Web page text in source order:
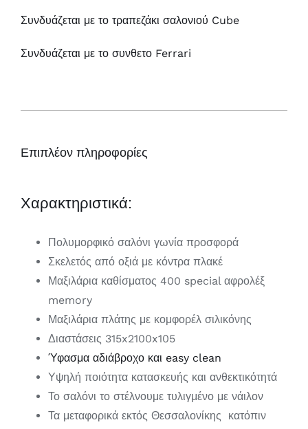
Επιπλέον πληροφορίες
Χαρακτηριστικά:
Πολυμορφικό σαλόνι γωνία προσφορά
Σκελετός από οξιά με κόντρα πλακέ
Μαξιλάρια καθίσματος 400 special αφρολέξ
memory
Μαξιλάρια πλάτης με κομφορέλ σιλικόνης
Διαστάσεις 315x2100x105
Ύφασμα αδιάβροχο και easy clean
Υψηλή ποιότητα κατασκευής και ανθεκτικότητά
Το σαλόνι το στέλνουμε τυλιγμένο με νάιλον
Τα μεταφορικά εκτός Θεσσαλονίκης κατόπιν
Συνδυάζεται με το τραπεζάκι σαλονιού Cube
Συνδυάζεται με το συνθετο Ferrari